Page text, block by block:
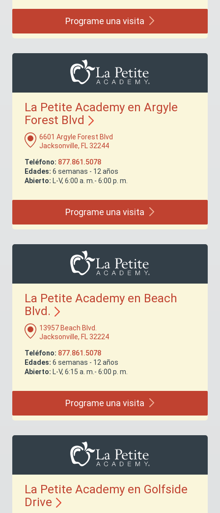
Programe una visita
La Petite Academy en Argyle
Forest Blvd
6601 Argyle Forest Blvd
Jacksonville, FL 32244
Teléfono: 877.861.5078
Edades: 6 semanas - 12 años
Abierto: L-V, 6:00 a. m.- 6:00 p. m.
Programe una visita
La Petite Academy en Beach
Blvd.
13957 Beach Blvd.
Jacksonville, FL 32224
Teléfono: 877.861.5078
Edades: 6 semanas - 12 años
Abierto: L-V, 6:15 a. m.- 6:00 p. m.
Programe una visita
La Petite Academy en Golfside
Drive